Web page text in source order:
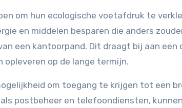
om hun ecologische voetafdruk te
en middelen besparen die anders
een kantoorpand. Dit draagt ​​bij aan een
op de lange termijn.
om toegang te krijgen tot een
postbeheer en telefoondiensten,